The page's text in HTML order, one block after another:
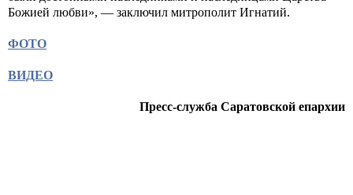
Божией любви», — заключил митрополит Игнатий.
ФОТО
ВИДЕО
Пресс-служба Саратовской епархии